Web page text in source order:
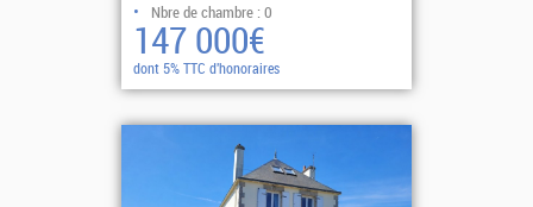
Nbre de chambre : 0
147 000€
dont 5% TTC d'honoraires